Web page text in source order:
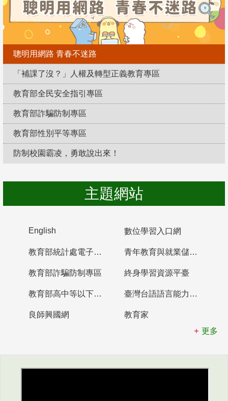
聰明用網路 青春不迷路
「補課了沒？」人權及轉型正義教育專區
教育部全民安全指引專區
教育部詐騙防制專區
教育部性別平等專區
防制校園霸凌，勇敢說出來！
主題網站
English 數位學習入口網
教育部統計處電子書櫃 青年教育與就業儲蓄帳戶
教育部詐騙防制專區 終身學習資源平臺
教育部高中等以下學校及幼兒園教師資格檢定考試 臺灣台語語言能力認證網站
良師興國網
教育家
更多